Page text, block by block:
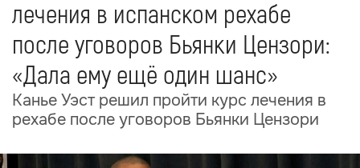
лечения в испанском рехабе
после уговоров Бьянки Цензори:
«Дала ему ещё один шанс»
Канье Уэст решил пройти курс лечения в
рехабе после уговоров Бьянки Цензори